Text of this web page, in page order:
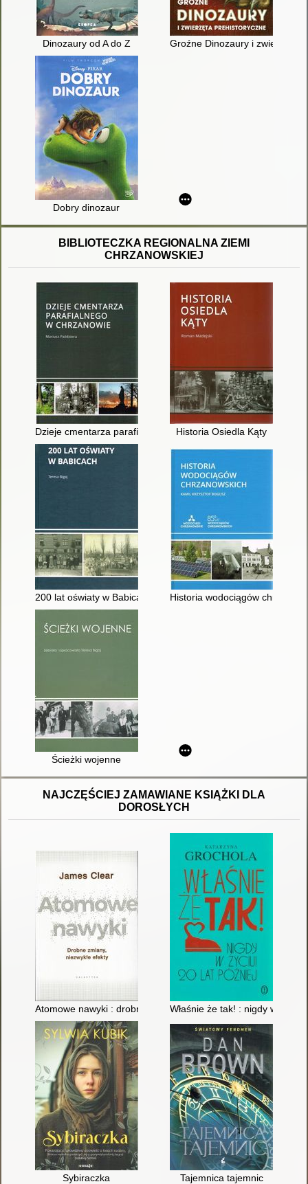
Dinozaury od A do Z Groźne Dinozaury i zwierzęta
Dobry dinozaur
BIBLIOTECZKA REGIONALNA ZIEMI
CHRZANOWSKIEJ
Dzieje cmentarza parafialnego w Chrzanowie
Historia Osiedla Kąty
200 lat oświaty w Babicach Historia wodociągów
Ścieżki wojenne
NAJCZĘŚCIEJ ZAMAWIANE KSIĄŻKI DLA
DOROSŁYCH
Atomowe nawyki : drobne zmiany, niezwykłe efekty
Właśnie że tak! : nigdy w
Sybiraczka Tajemnica tajemnic